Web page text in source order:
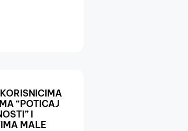
“POTICAJ
I
MALE